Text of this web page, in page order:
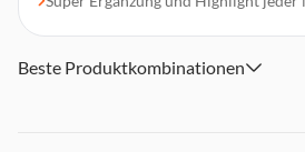
Beste Produktkombinationen